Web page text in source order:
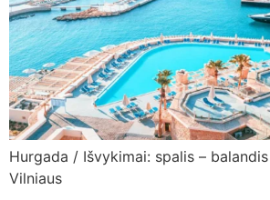
Hurgada / Išvykimai: spalis –
Vilniaus